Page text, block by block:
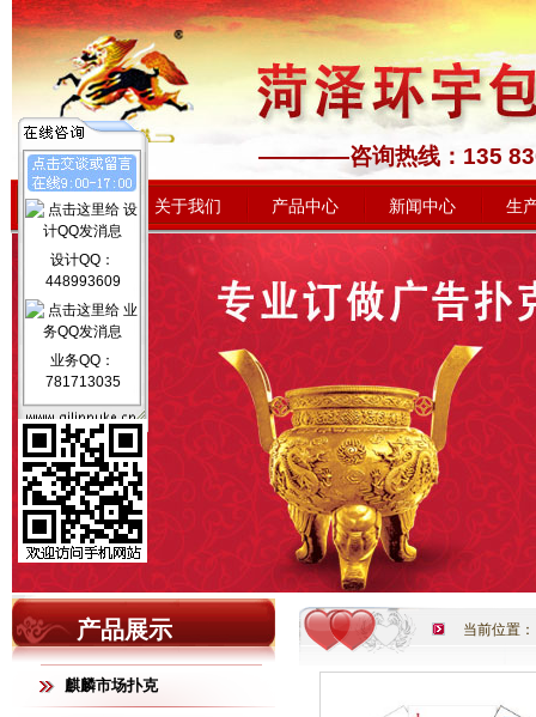
————咨询热线
网站首页 关于我们 产品中心 新闻中心 生
产品展示
麒麟市场扑克
当前位置：
设计QQ：
448993609
业务QQ：
781713035